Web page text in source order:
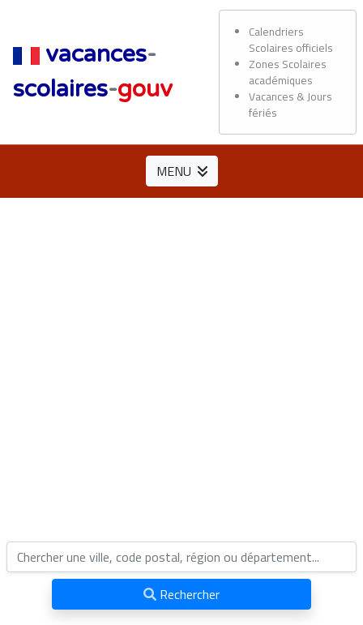
vacances-
scolaires-gouv
Calendriers
Scolaires officiels
Zones Scolaires
académiques
Vacances & Jours
fériés
MENU
Rechercher